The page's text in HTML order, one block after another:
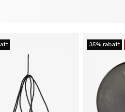
35% rabatt